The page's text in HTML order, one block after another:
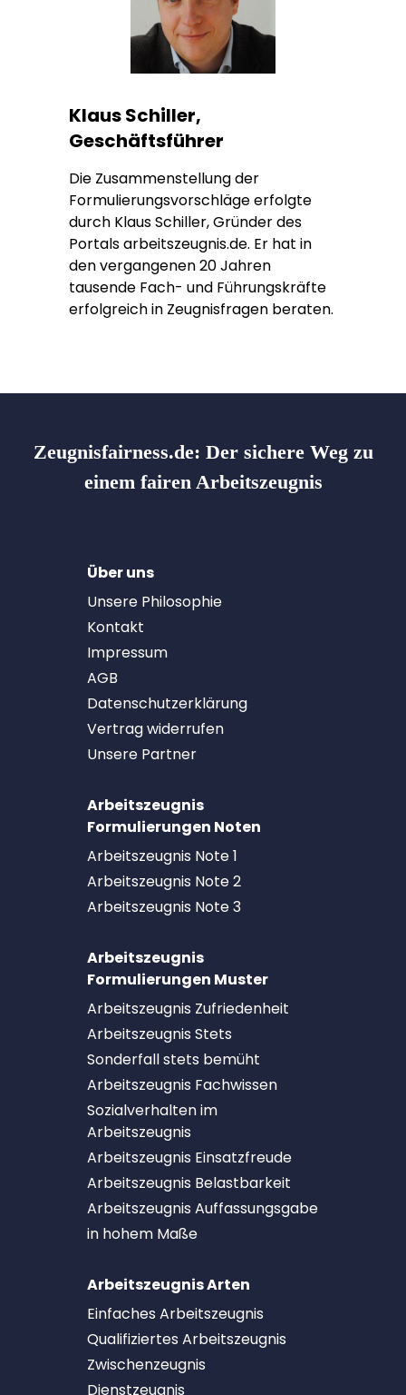
Klaus Schiller,
Geschäftsführer
Die Zusammenstellung der
Formulierungsvorschläge erfolgte
durch Klaus Schiller, Gründer des
Portals arbeitszeugnis.de. Er hat in
den vergangenen 20 Jahren
tausende Fach- und Führungskräfte
erfolgreich in Zeugnisfragen beraten.
Zeugnisfairness.de: Der sichere Weg zu
einem fairen Arbeitszeugnis
Über uns
Unsere Philosophie
Kontakt
Impressum
AGB
Datenschutzerklärung
Vertrag widerrufen
Unsere Partner
Arbeitszeugnis
Formulierungen Noten
Arbeitszeugnis Note 1
Arbeitszeugnis Note 2
Arbeitszeugnis Note 3
Arbeitszeugnis
Formulierungen Muster
Arbeitszeugnis Zufriedenheit
Arbeitszeugnis Stets
Sonderfall stets bemüht
Arbeitszeugnis Fachwissen
Sozialverhalten im
Arbeitszeugnis
Arbeitszeugnis Einsatzfreude
Arbeitszeugnis Belastbarkeit
Arbeitszeugnis Auffassungsgabe
in hohem Maße
Arbeitszeugnis Arten
Einfaches Arbeitszeugnis
Qualifiziertes Arbeitszeugnis
Zwischenzeugnis
Dienstzeugnis